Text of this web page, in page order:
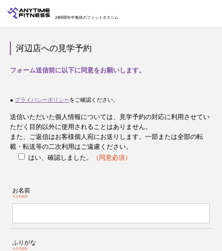
24時間年中無休のフィットネスジム
河辺店への見学予約
フォーム送信前に以下に同意をお願いします。
● プライバシーポリシーをご確認ください。
送信いただいた個人情報については、見学予約の対応に利用させてい
ただく目的以外に使用されることはありません。
また、ご返信はお客様個人宛にお送りします。一部または全部の転
載・転送等の二次利用はご遠慮ください。
はい、確認しました。
（同意必須）
お名前
※入力必須
ふりがな
※入力必須